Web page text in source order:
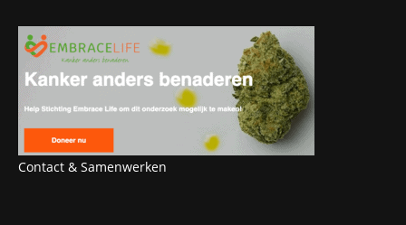
Contact & Samenwerken